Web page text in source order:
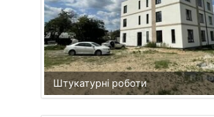
Штукатурні роботи